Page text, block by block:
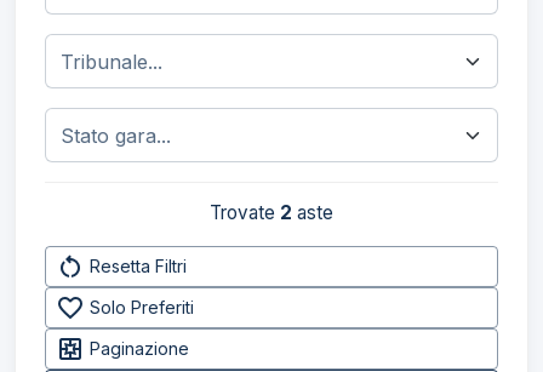
Trovate 2 aste
restart_alt Resetta Filtri
favorite_border Solo Preferiti
pages Paginazione